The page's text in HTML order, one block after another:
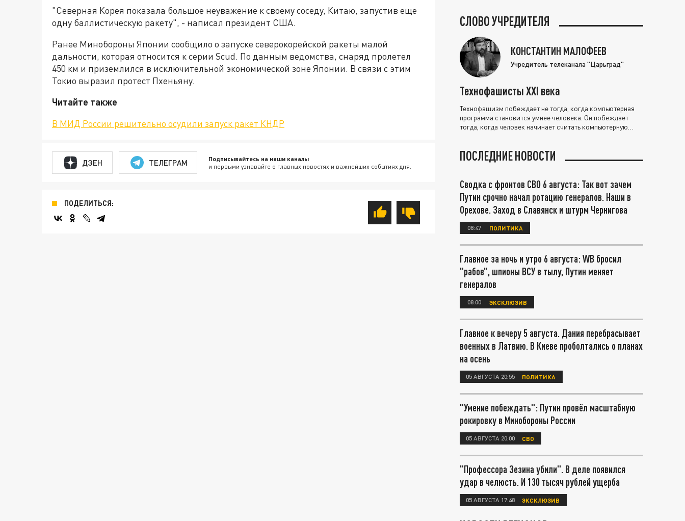
"Северная Корея показала большое неуважение к своему соседу, Китаю, запустив еще
одну баллистическую ракету", - написал президент США.
Ранее Минобороны Японии сообщило о запуске северокорейской ракеты малой
дальности, которая относится к серии Scud. По данным ведомства, снаряд пролетел
450 км и приземлился в исключительной экономической зоне Японии. В связи с этим
Токио выразил протест Пхеньяну.
Читайте также
В МИД России решительно осудили запуск ракет КНДР
ДЗЕН ТЕЛЕГРАМ Подписывайтесь на наши каналы
и первыми узнавайте о главных новостях и важнейших событиях дня.
ПОДЕЛИТЬСЯ:
СЛОВО УЧРЕДИТЕЛЯ
КОНСТАНТИН МАЛОФЕЕВ
Учредитель телеканала "Царьград"
Технофашисты XXI века
Технофашизм побеждает не тогда, когда компьютерная
программа становится умнее человека. Он побеждает
тогда, когда человек начинает считать компьютерную
ПОСЛЕДНИЕ НОВОСТИ
Сводка с фронтов СВО 6 августа: Так вот зачем
Путин срочно начал ротацию генералов. Наши в
Орехове. Заход в Славянск и штурм Чернигова
08:47 ПОЛИТИКА
Главное за ночь и утро 6 августа: WB бросил
"рабов", шпионы ВСУ в тылу, Путин меняет
генералов
08:00 ЭКСКЛЮЗИВ
Главное к вечеру 5 августа. Дания перебрасывает
военных в Латвию. В Киеве проболтались о планах
на осень
05 АВГУСТА 20:55 ПОЛИТИКА
"Умение побеждать": Путин провёл масштабную
рокировку в Минобороны России
05 АВГУСТА 20:00 СВО
"Профессора Зезина убили". В деле появился
удар в челюсть. И 130 тысяч рублей ущерба
05 АВГУСТА 17:48 ЭКСКЛЮЗИВ